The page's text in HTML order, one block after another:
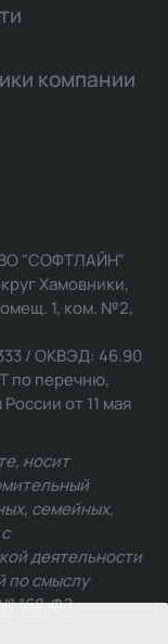
компании
"СОФТЛАЙН"
Хамовники,
1, ком. №2,
/ ОКВЭД: 46.90
по перечню,
от 11 мая
носит
семейных,
деятельности
по смыслу
№ 168-ФЗ.